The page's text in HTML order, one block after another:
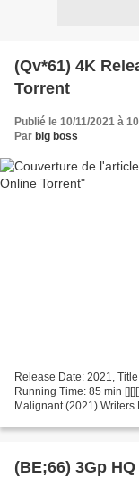
(Qv*61) 4K
Torrent
Publié le 10/11/2021 à
Par big boss
Release Date: 2021,
Running Time: 85 min
Malignant (2021) Writers
(BE;66) 3Gp